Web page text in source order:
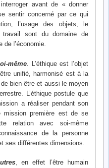
avant de « donner
sentir concerné par ce qui
l’usage des objets, le
sont du domaine de
de l’économie.
même . L’éthique est l’objet
unifié, harmonisé est à la
bien-être et aussi le moyen
L’éthique postule que
a réaliser pendant son
mission première est de se
relation avec soi-même
de la personne
ses différentes dimensions.
, en effet l’être humain